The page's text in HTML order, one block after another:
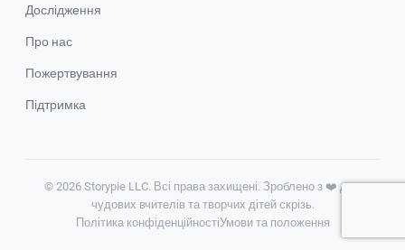
Дослідження
Про нас
Пожертвування
Підтримка
© 2026 Storypie LLC. Всі права захищені. Зроблено з ❤️ для
чудових вчителів та творчих дітей скрізь.
Політика конфіденційностіУмови та положення